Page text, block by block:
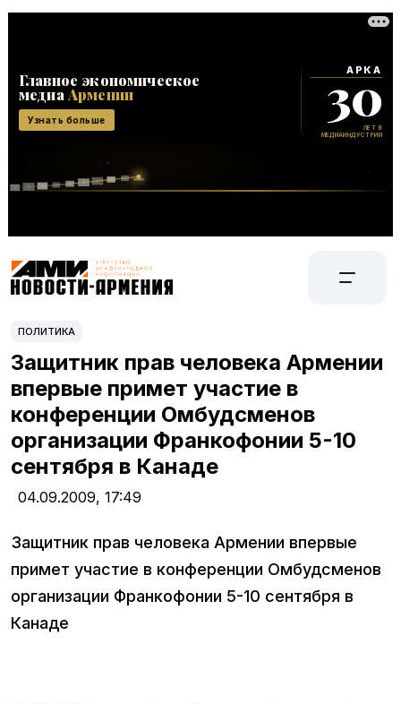
ПОЛИТИКА
Защитник прав человека Армении
впервые примет участие в
конференции Омбудсменов
организации Франкофонии 5-10
сентября в Канаде
04.09.2009, 17:49
Защитник прав человека Армении впервые
примет участие в конференции Омбудсменов
организации Франкофонии 5-10 сентября в
Канаде